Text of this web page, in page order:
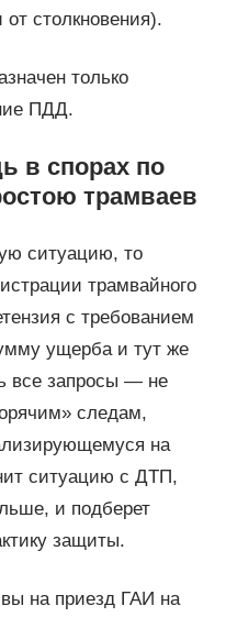
от столкновения).
только
ПДД.
в спорах по
трамваев
ситуацию, то
трамвайного
с требованием
ущерба и тут же
все запросы — не
следам,
на
ситуацию с ДТП,
и подберет
защиты.
на приезд ГАИ на